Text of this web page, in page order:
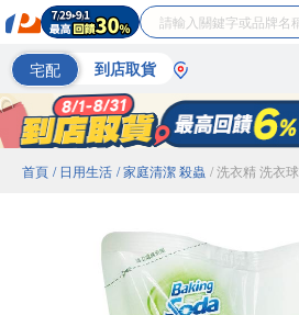
宅配 到店取貨
首頁 / 日用生活 / 家庭清潔 殺蟲 / 洗衣精 洗衣球